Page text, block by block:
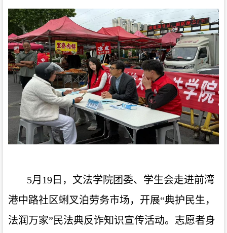
5月19日，文法学院团委、学生会走进前湾
港中路社区蜊叉泊劳务市场，开展“典护民生，
法润万家”民法典反诈知识宣传活动。志愿者身